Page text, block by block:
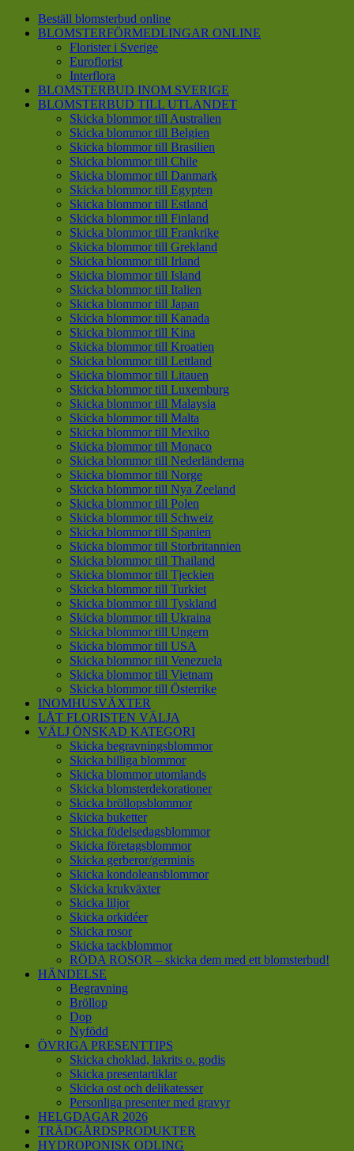
Beställ blomsterbud online
BLOMSTERFÖRMEDLINGAR ONLINE
Florister i Sverige
Euroflorist
Interflora
BLOMSTERBUD INOM SVERIGE
BLOMSTERBUD TILL UTLANDET
Skicka blommor till Australien
Skicka blommor till Belgien
Skicka blommor till Brasilien
Skicka blommor till Chile
Skicka blommor till Danmark
Skicka blommor till Egypten
Skicka blommor till Estland
Skicka blommor till Finland
Skicka blommor till Frankrike
Skicka blommor till Grekland
Skicka blommor till Irland
Skicka blommor till Island
Skicka blommor till Italien
Skicka blommor till Japan
Skicka blommor till Kanada
Skicka blommor till Kina
Skicka blommor till Kroatien
Skicka blommor till Lettland
Skicka blommor till Litauen
Skicka blommor till Luxemburg
Skicka blommor till Malaysia
Skicka blommor till Malta
Skicka blommor till Mexiko
Skicka blommor till Monaco
Skicka blommor till Nederländerna
Skicka blommor till Norge
Skicka blommor till Nya Zeeland
Skicka blommor till Polen
Skicka blommor till Schweiz
Skicka blommor till Spanien
Skicka blommor till Storbritannien
Skicka blommor till Thailand
Skicka blommor till Tjeckien
Skicka blommor till Turkiet
Skicka blommor till Tyskland
Skicka blommor till Ukraina
Skicka blommor till Ungern
Skicka blommor till USA
Skicka blommor till Venezuela
Skicka blommor till Vietnam
Skicka blommor till Österrike
INOMHUSVÄXTER
LÅT FLORISTEN VÄLJA
VÄLJ ÖNSKAD KATEGORI
Skicka begravningsblommor
Skicka billiga blommor
Skicka blommor utomlands
Skicka blomsterdekorationer
Skicka bröllopsblommor
Skicka buketter
Skicka födelsedagsblommor
Skicka företagsblommor
Skicka gerberor/germinis
Skicka kondoleansblommor
Skicka krukväxter
Skicka liljor
Skicka orkidéer
Skicka rosor
Skicka tackblommor
RÖDA ROSOR – skicka dem med ett blomsterbud!
HÄNDELSE
Begravning
Bröllop
Dop
Nyfödd
ÖVRIGA PRESENTTIPS
Skicka choklad, lakrits o. godis
Skicka presentartiklar
Skicka ost och delikatesser
Personliga presenter med gravyr
HELGDAGAR 2026
TRÄDGÅRDSPRODUKTER
HYDROPONISK ODLING